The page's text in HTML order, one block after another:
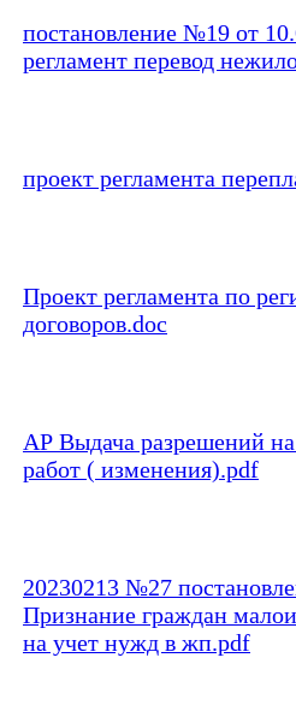
постановление №19 от
регламент перевод
проект регламента
Проект регламента по
договоров.doc
АР Выдача разрешений
работ ( изменения).pdf
20230213 №27
Признание граждан
на учет нужд в жп.pdf